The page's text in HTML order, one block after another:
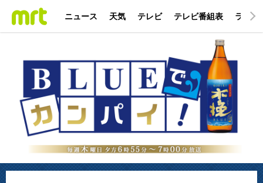
ニュース 天気 テレビ テレビ番組表 ラジオ